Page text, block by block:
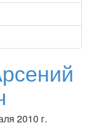
2010 г.